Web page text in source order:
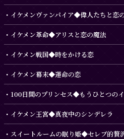
イケメンヴァンパイア◆偉人たちと恋
イケメン革命◆アリスと恋の魔法
イケメン戦国◆時をかける恋
イケメン幕末◆運命の恋
100日間のプリンセス◆もうひとつの
イケメン王宮◆真夜中のシンデレラ
スイートルームの眠り姫◆セレブ的贅